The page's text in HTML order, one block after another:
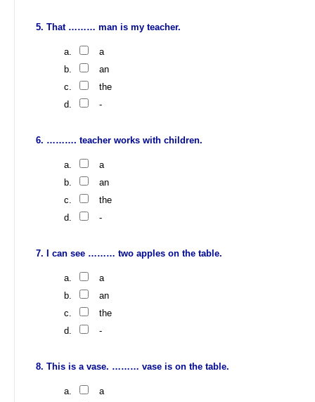
That ……… man is my teacher.
a
an
the
-
………. teacher works with children.
a
an
the
-
I can see ……… two apples on the table.
a
an
the
-
This is a vase. ……… vase is on the table.
a